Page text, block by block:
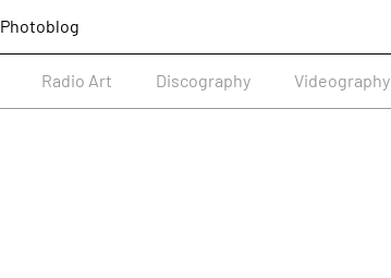
Photoblog
Radio Art Discography Videography